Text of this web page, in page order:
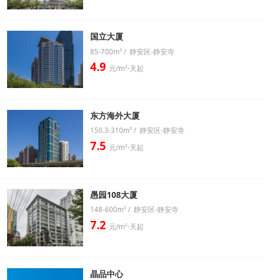
国立大厦
85-700m² / 静安区-静安寺
4.9 元/m²⋅天起
东方海外大厦
150.3-310m² / 静安区-静安寺
7.5 元/m²⋅天起
愚园108大厦
148-600m² / 静安区-静安寺
7.2 元/m²⋅天起
晶品中心